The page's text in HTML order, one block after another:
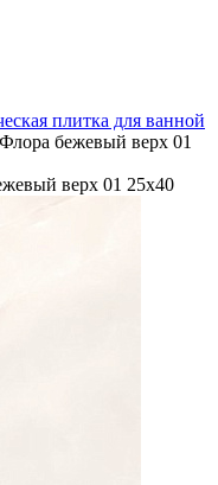
плитка для ванной
бежевый верх 01
верх 01 25х40